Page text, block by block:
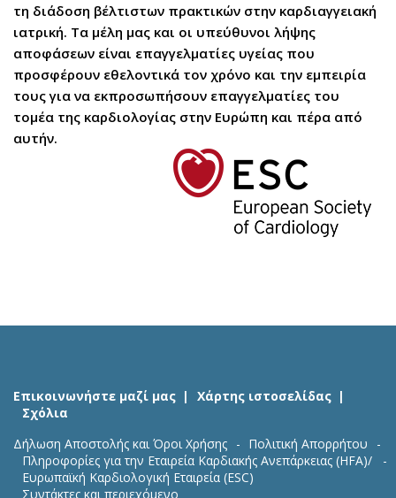
τη διάδοση βέλτιστων πρακτικών στην καρδιαγγειακή
ιατρική. Τα μέλη μας και οι υπεύθυνοι λήψης
αποφάσεων είναι επαγγελματίες υγείας που
προσφέρουν εθελοντικά τον χρόνο και την εμπειρία
τους για να εκπροσωπήσουν επαγγελματίες του
τομέα της καρδιολογίας στην Ευρώπη και πέρα από
αυτήν.
Επικοινωνήστε μαζί μας
Χάρτης ιστοσελίδας
Σχόλια
Δήλωση Αποστολής και Όροι Χρήσης
Πολιτική Απορρήτου
Πληροφορίες για την Εταιρεία Καρδιακής Ανεπάρκειας (HFA)/
Ευρωπαϊκή Καρδιολογική Εταιρεία (ESC)
Συντάκτες και περιεχόμενο